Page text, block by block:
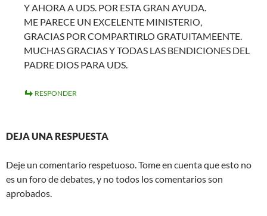
Y AHORA A UDS. POR ESTA GRAN AYUDA.
ME PARECE UN EXCELENTE MINISTERIO,
GRACIAS POR COMPARTIRLO GRATUITAMEENTE.
MUCHAS GRACIAS Y TODAS LAS BENDICIONES DEL
PADRE DIOS PARA UDS.
RESPONDER
DEJA UNA RESPUESTA
Deje un comentario respetuoso. Tome en cuenta que esto no
es un foro de debates, y no todos los comentarios son
aprobados.